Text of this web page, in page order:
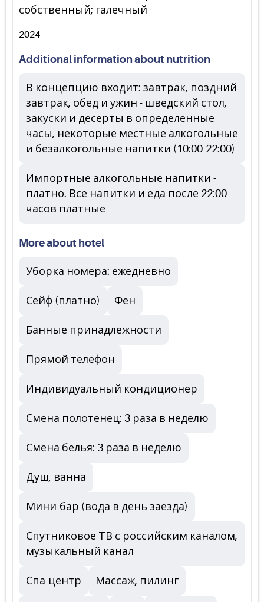
собственный; галечный
2024
Additional information about nutrition
В концепцию входит: завтрак, поздний
завтрак, обед и ужин - шведский стол,
закуски и десерты в определенные
часы, некоторые местные алкогольные
и безалкогольные напитки (10:00-22:00)
Импортные алкогольные напитки -
платно. Все напитки и еда после 22:00
часов платные
More about hotel
Уборка номера: ежедневно
Сейф (платно) Фен
Банные принадлежности
Прямой телефон
Индивидуальный кондиционер
Смена полотенец: 3 раза в неделю
Смена белья: 3 раза в неделю
Душ, ванна
Мини-бар (вода в день заезда)
Спутниковое ТВ с российским каналом,
музыкальный канал
Спа-центр Массаж, пилинг